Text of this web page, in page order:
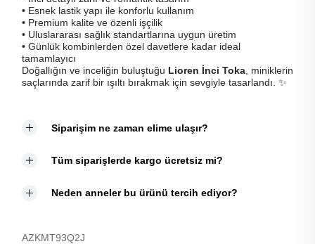
• Esnek lastik yapı ile konforlu kullanım
• Premium kalite ve özenli işçilik
• Uluslararası sağlık standartlarına uygun üretim
• Günlük kombinlerden özel davetlere kadar ideal
tamamlayıcı
Doğallığın ve inceliğin buluştuğu Lioren İnci Toka, miniklerin
saçlarında zarif bir ışıltı bırakmak için sevgiyle tasarlandı. ✨
Siparişim ne zaman elime ulaşır?
Tüm siparişlerde kargo ücretsiz mi?
Neden anneler bu ürünü tercih ediyor?
AZKMT93Q2J